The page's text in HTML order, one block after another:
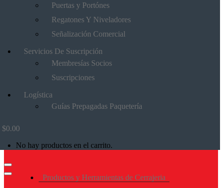
Puertas y Portónes
Regatones Y Niveladores
Señalización Comercial
Servicios De Suscripción
Membresías Socios
Suscripciones
Logística
Guías Prepagadas Paquetería
$0.00
No hay productos en el carrito.
Productos y Herramientas de Cerrajeria